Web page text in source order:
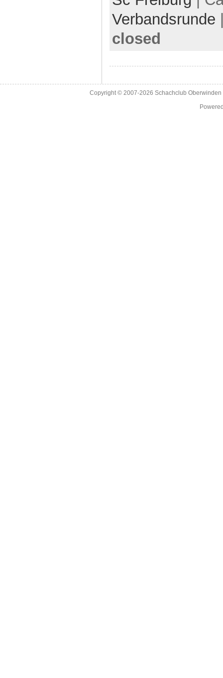
Verbandsrunde
closed
Copyright © 2007-2026Schachclub Oberwinden